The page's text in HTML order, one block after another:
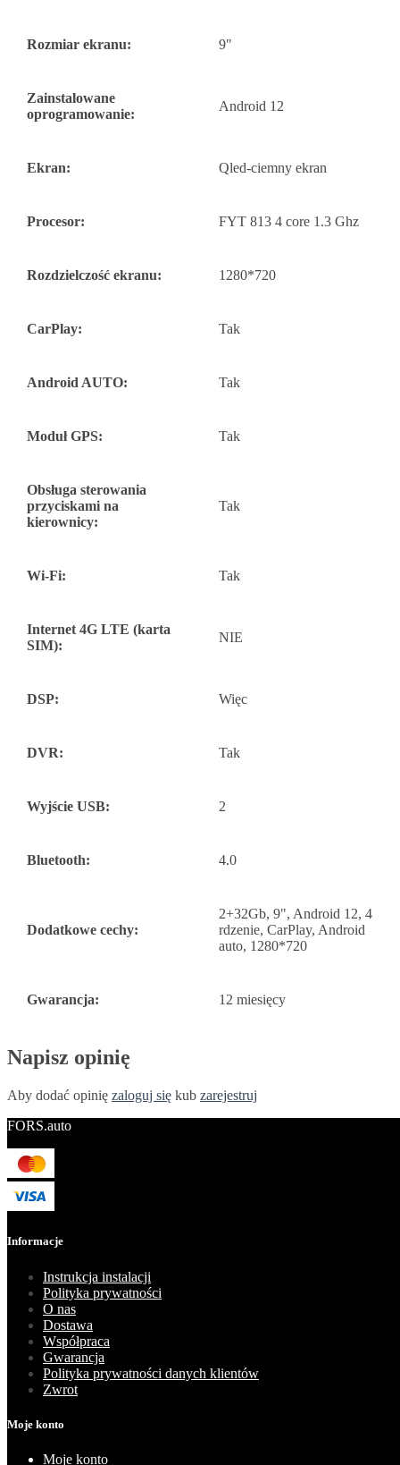
Rozmiar ekranu: 9"
Zainstalowane
oprogramowanie:
Android 12
Ekran: Qled-ciemny ekran
Procesor: FYT 813 4 core 1.3 Ghz
Rozdzielczość ekranu: 1280*720
CarPlay: Tak
Android AUTO: Tak
Moduł GPS: Tak
Obsługa sterowania
przyciskami na
kierownicy:
Tak
Wi-Fi: Tak
Internet 4G LTE (karta
SIM):
NIE
DSP: Więc
DVR: Tak
Wyjście USB: 2
Bluetooth: 4.0
Dodatkowe cechy:
2+32Gb, 9", Android 12, 4
rdzenie, CarPlay, Android
auto, 1280*720
Gwarancja: 12 miesięcy
Napisz opinię
Aby dodać opinię zaloguj się kub zarejestruj
FORS.auto
Informacje
Instrukcja instalacji
Polityka prywatności
O nas
Dostawa
Współpraca
Gwarancja
Polityka prywatności danych klientów
Zwrot
Moje konto
Moje konto